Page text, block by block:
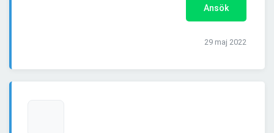
Ansök
29 maj 2022